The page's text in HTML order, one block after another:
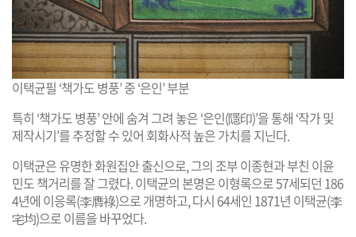
이택균필 ‘책가도 병풍’ 중 ‘은인’ 부분
특히 ‘책가도 병풍’ 안에 숨겨 그려 놓은 ‘은인(隱印)’을 통해 ‘작가 및
제작시기’를 추정할 수 있어 회화사적 높은 가치를 지닌다.
이택균은 유명한 화원집안 출신으로, 그의 조부 이종현과 부친 이윤
민도 책거리를 잘 그렸다. 이택균의 본명은 이형록으로 57세되던 186
4년에 이응록(李膺祿)으로 개명하고, 다시 64세인 1871년 이택균(李
宅均)으로 이름을 바꾸었다.